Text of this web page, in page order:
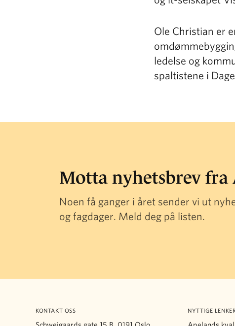
Ole Christian er
ledelse og
spaltistene i
Motta nyhetsbrev fra
Noen få ganger i året sender vi ut
og fagdager. Meld deg på listen.
KONTAKT OSS NYTTIGE LENKER